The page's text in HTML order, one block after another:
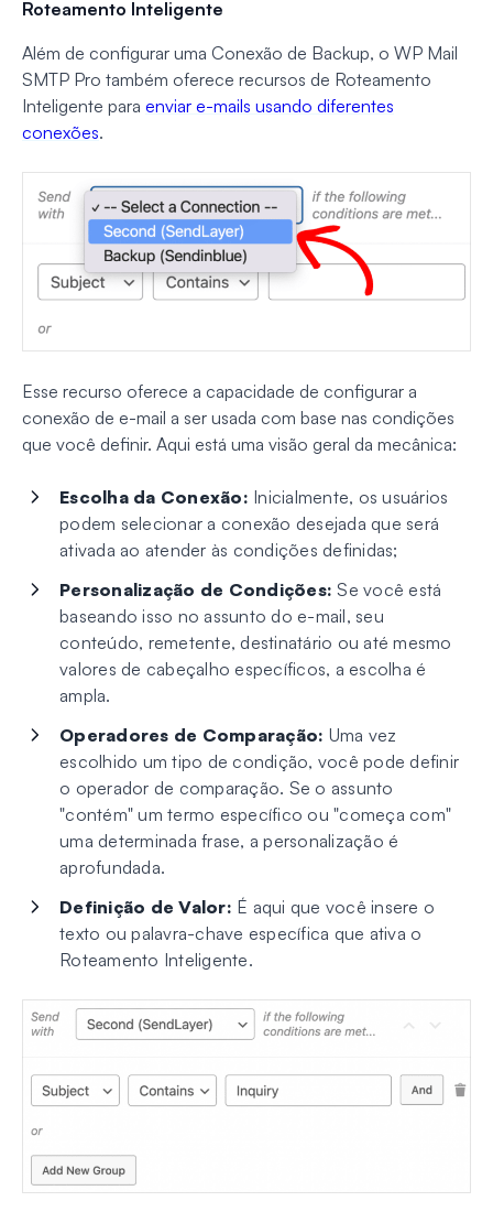
Roteamento Inteligente
Além de configurar uma Conexão de Backup, o WP Mail
SMTP Pro também oferece recursos de Roteamento
Inteligente para enviar e-mails usando diferentes
conexões.
Esse recurso oferece a capacidade de configurar a
conexão de e-mail a ser usada com base nas condições
que você definir. Aqui está uma visão geral da mecânica:
Escolha da Conexão: Inicialmente, os usuários
podem selecionar a conexão desejada que será
ativada ao atender às condições definidas;
Personalização de Condições: Se você está
baseando isso no assunto do e-mail, seu
conteúdo, remetente, destinatário ou até mesmo
valores de cabeçalho específicos, a escolha é
ampla.
Operadores de Comparação: Uma vez
escolhido um tipo de condição, você pode definir
o operador de comparação. Se o assunto
"contém" um termo específico ou "começa com"
uma determinada frase, a personalização é
aprofundada.
Definição de Valor: É aqui que você insere o
texto ou palavra-chave específica que ativa o
Roteamento Inteligente.